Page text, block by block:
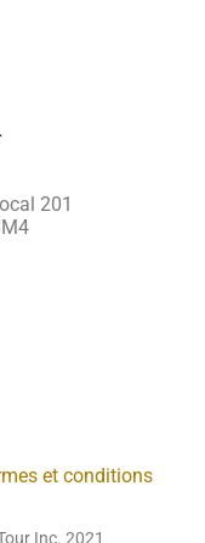
201
et conditions
Inc. 2021